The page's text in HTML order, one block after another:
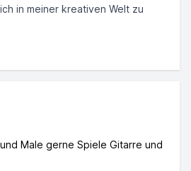
in meiner kreativen Welt zu
Male gerne Spiele Gitarre und